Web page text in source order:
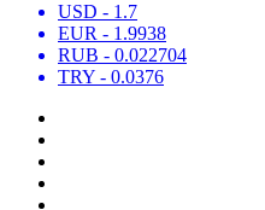
USD - 1.7
EUR - 1.9938
RUB - 0.022704
TRY - 0.0376